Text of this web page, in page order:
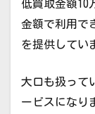
低買取金額10
金額で利用で
を提供してい
大口も扱って
ービスになり